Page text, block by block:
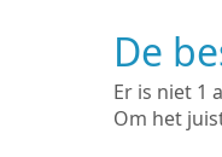
De
Er is niet 1
Om het